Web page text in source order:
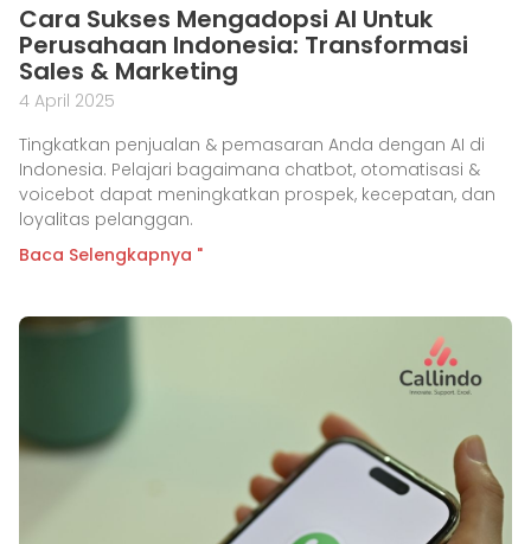
Cara Sukses Mengadopsi AI Untuk
Perusahaan Indonesia: Transformasi
Sales & Marketing
4 April 2025
Tingkatkan penjualan & pemasaran Anda dengan AI di
Indonesia. Pelajari bagaimana chatbot, otomatisasi &
voicebot dapat meningkatkan prospek, kecepatan, dan
loyalitas pelanggan.
Baca Selengkapnya "